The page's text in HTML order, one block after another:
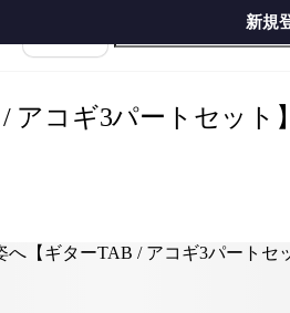
新規
アコギ3パートセット】